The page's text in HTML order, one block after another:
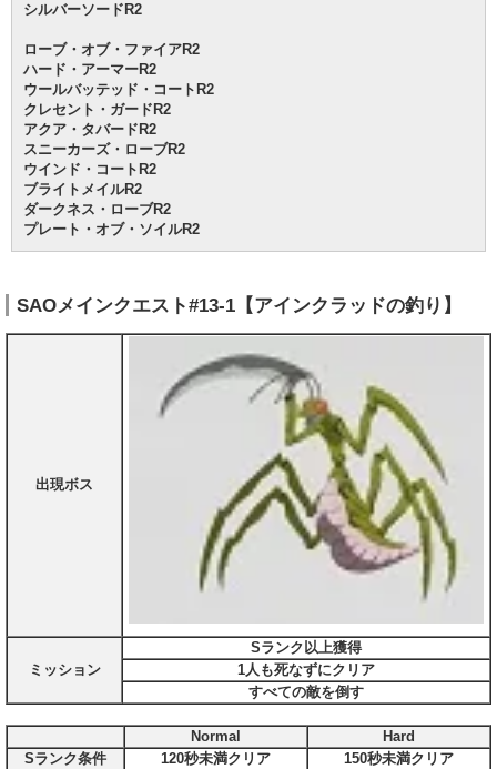
シルバーソードR2
ローブ・オブ・ファイアR2
ハード・アーマーR2
ウールバッテッド・コートR2
クレセント・ガードR2
アクア・タバードR2
スニーカーズ・ローブR2
ウインド・コートR2
ブライトメイルR2
ダークネス・ローブR2
プレート・オブ・ソイルR2
SAOメインクエスト#13-1【アインクラッドの釣り】
出現ボス
ミッション
Sランク以上獲得
1人も死なずにクリア
すべての敵を倒す
Normal
Hard
Sランク条件
120秒未満クリア
150秒未満クリア